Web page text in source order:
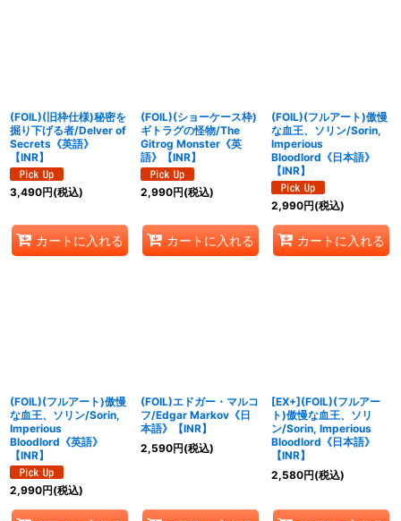
(FOIL)(旧枠仕様)秘密を
掘り下げる者/Delver of
Secrets《英語》
【INR】
3,490円(税込)
カートに入れる
(FOIL)(ショーケース枠)
ギトラグの怪物/The
Gitrog Monster《英
語》【INR】
2,990円(税込)
カートに入れる
(FOIL)(フルアート)傲慢
な血王、ソリン/Sorin,
Imperious
Bloodlord《日本語》
【INR】
2,990円(税込)
カートに入れる
(FOIL)(フルアート)傲慢
な血王、ソリン/Sorin,
Imperious
Bloodlord《英語》
【INR】
2,990円(税込)
(FOIL)エドガー・マルコ
フ/Edgar Markov《日
本語》【INR】
2,590円(税込)
[EX+](FOIL)(フルアー
ト)傲慢な血王、ソリ
ン/Sorin, Imperious
Bloodlord《日本語》
【INR】
2,580円(税込)